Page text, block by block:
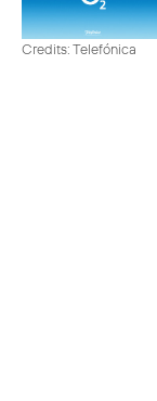
Credits: Telefónica